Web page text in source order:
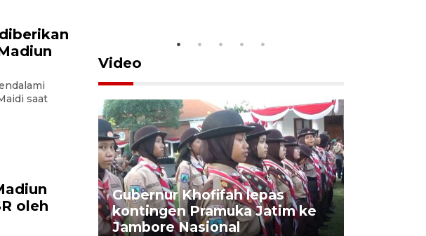
saat
oleh
Video
di
Gubernur Khofifah lepas
kontingen Pramuka Jatim ke
Jambore Nasional